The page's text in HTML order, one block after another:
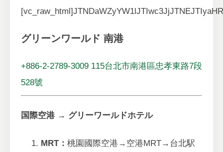
グリーンワールド 南港
+886-2-2789-3009 115台北市南港區忠孝東路7段
528號
国際空港 → グリーワールドホテル
MRT： 桃園國際空港→空港MRT→台北駅